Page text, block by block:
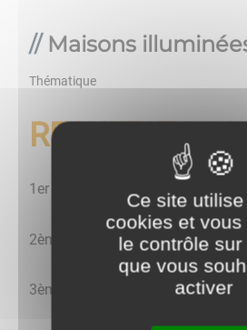
Maisons
Thématique
RESULTATS
1er prix : Luc BACHET
2ème prix : Stéphane
3ème prix : Christelle TOMACHOW
Ce site
cookies et vous
le contrôle sur
que vous
activer